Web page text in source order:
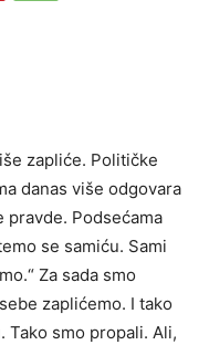
zapliće. Političke
danas više odgovara
pravde. Podsećama
se samiću. Sami
Za sada smo
zaplićemo. I tako
Tako smo propali. Ali,